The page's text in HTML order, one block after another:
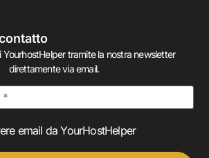
YourhostHelper tramite la nostra newsletter
direttamente via email.
email da YourHostHelper